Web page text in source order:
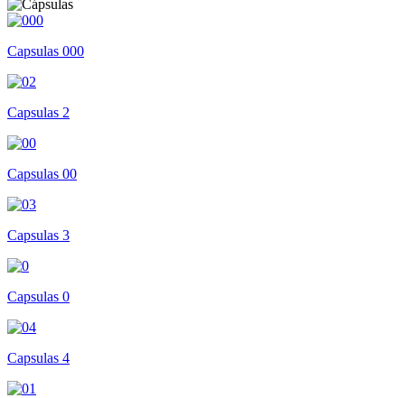
Capsulas 000
Capsulas 2
Capsulas 00
Capsulas 3
Capsulas 0
Capsulas 4